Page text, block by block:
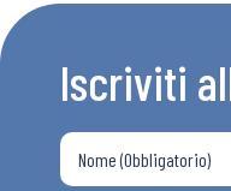
Iscriviti